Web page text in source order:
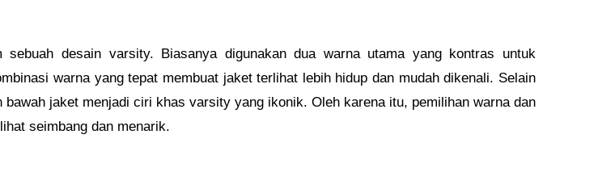
desain varsity. Biasanya digunakan dua warna utama yang kontras untuk
warna yang tepat membuat jaket terlihat lebih hidup dan mudah dikenali. Selain
jaket menjadi ciri khas varsity yang ikonik. Oleh karena itu, pemilihan warna dan
seimbang dan menarik.